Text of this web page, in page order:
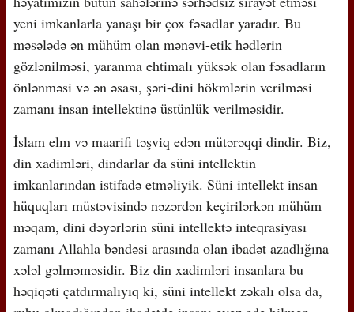
yeni imkanlarla yanaşı bir çox fəsadlar yaradır. Bu
məsələdə ən mühüm olan mənəvi-etik hədlərin
gözlənilməsi, yaranma ehtimalı yüksək olan fəsadların
önlənməsi və ən əsası, şəri-dini hökmlərin verilməsi
zamanı insan intellektinə üstünlük verilməsidir.
İslam elm və maarifi təşviq edən mütərəqqi dindir. Biz,
din xadimləri, dindarlar da süni intellektin
imkanlarından istifadə etməliyik. Süni intellekt insan
hüquqları müstəvisində nəzərdən keçirilərkən mühüm
məqam, dini dəyərlərin süni intellektə inteqrasiyası
zamanı Allahla bəndəsi arasında olan ibadət azadlığına
xələl gəlməməsidir. Biz din xadimləri insanlara bu
həqiqəti çatdırmalıyıq ki, süni intellekt zəkalı olsa da,